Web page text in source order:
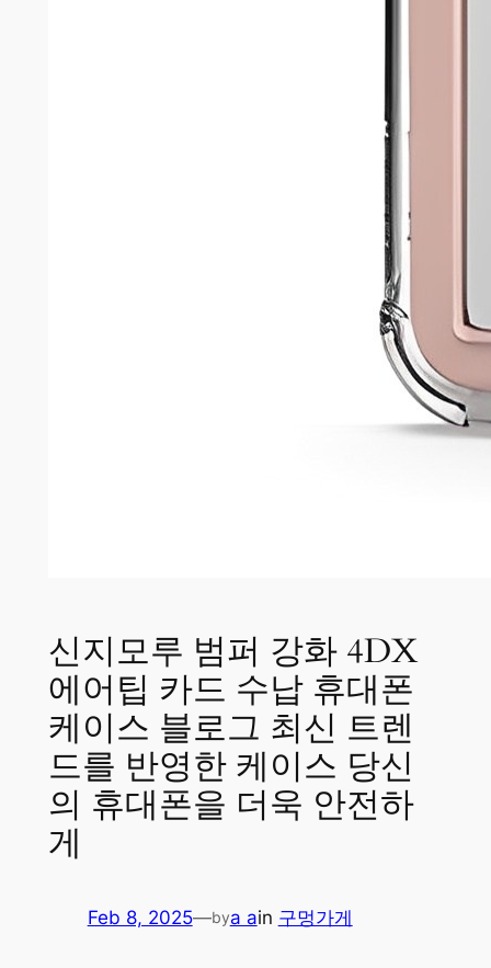
신지모루 범퍼 강화 4DX
에어팁 카드 수납 휴대폰
케이스 블로그 최신 트렌
드를 반영한 케이스 당신
의 휴대폰을 더욱 안전하
게
Feb 8, 2025—bya ain 구멍가게